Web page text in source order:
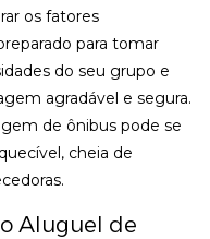
os fatores
para tomar
do seu grupo e
agradável e segura.
de ônibus pode se
cheia de
Aluguel de